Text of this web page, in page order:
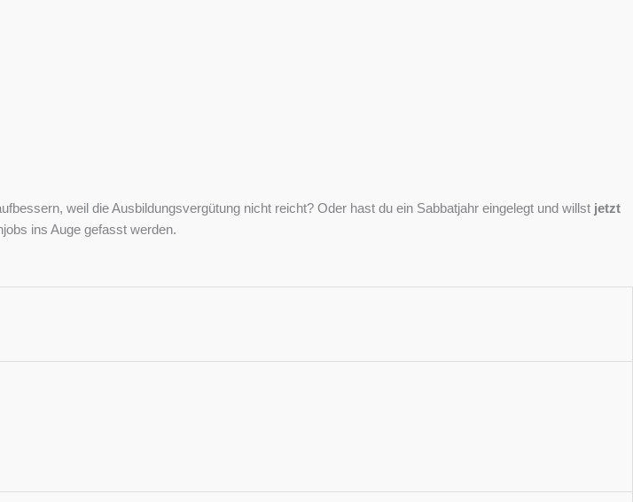
weil die Ausbildungsvergütung nicht reicht? Oder hast du ein Sabbatjahr eingelegt und willst jetzt
ins Auge gefasst werden.